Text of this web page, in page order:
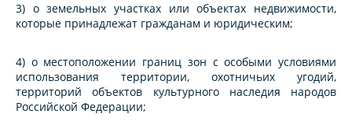
3) о земельных участках или объектах недвижимости,
которые принадлежат гражданам и юридическим;
4) о местоположении границ зон с особыми условиями
использования территории, охотничьих угодий,
территорий объектов культурного наследия народов
Российской Федерации;